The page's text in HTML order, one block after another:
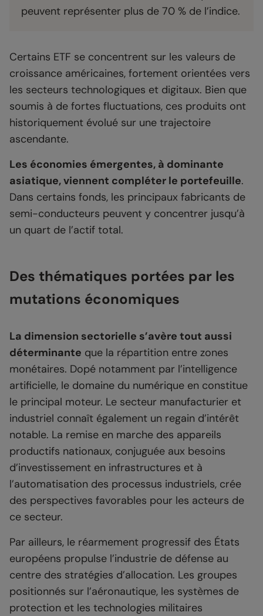
peuvent représenter plus de 70 % de l’indice.
Certains ETF se concentrent sur les valeurs de
croissance américaines, fortement orientées vers
les secteurs technologiques et digitaux. Bien que
soumis à de fortes fluctuations, ces produits ont
historiquement évolué sur une trajectoire
ascendante.
Les économies émergentes, à dominante
asiatique, viennent compléter le portefeuille.
Dans certains fonds, les principaux fabricants de
semi-conducteurs peuvent y concentrer jusqu’à
un quart de l’actif total.
Des thématiques portées par les
mutations économiques
La dimension sectorielle s’avère tout aussi
déterminante que la répartition entre zones
monétaires. Dopé notamment par l’intelligence
artificielle, le domaine du numérique en constitue
le principal moteur. Le secteur manufacturier et
industriel connaît également un regain d’intérêt
notable. La remise en marche des appareils
productifs nationaux, conjuguée aux besoins
d’investissement en infrastructures et à
l’automatisation des processus industriels, crée
des perspectives favorables pour les acteurs de
ce secteur.
Par ailleurs, le réarmement progressif des États
européens propulse l’industrie de défense au
centre des stratégies d’allocation. Les groupes
positionnés sur l’aéronautique, les systèmes de
protection et les technologies militaires